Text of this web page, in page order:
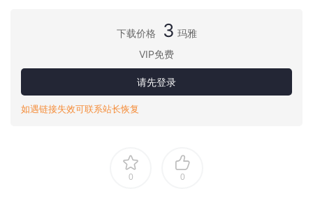
下载价格 3 玛雅
VIP免费
请先登录
如遇链接失效可联系站长恢复
0 0